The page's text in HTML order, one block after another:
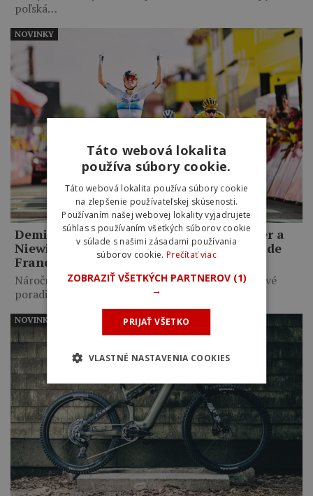
poľská…
Demi Vollering porazila v šprinte Reusser a
Niewiadomu a vyhrala piatu etapu Tour de
France Femmes
Náročný kopcovitý profil výrazne premiešal celkové
poradie. Marlen Reusser si…
NOVINKY
NOVINKY
Táto webová lokalita
používa súbory cookie.
Táto webová lokalita používa súbory cookie
na zlepšenie používateľskej skúsenosti.
Používaním našej webovej lokality vyjadrujete
súhlas s používaním všetkých súborov cookie
v súlade s našimi zásadami používania
súborov cookie. Prečítať viac
ZOBRAZIŤ VŠETKÝCH PARTNEROV (1)
→
PRIJAŤ VŠETKO
VLASTNÉ NASTAVENIA COOKIES